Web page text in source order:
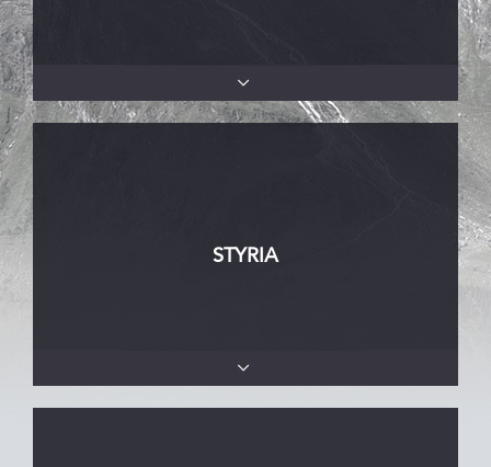
STYRIA